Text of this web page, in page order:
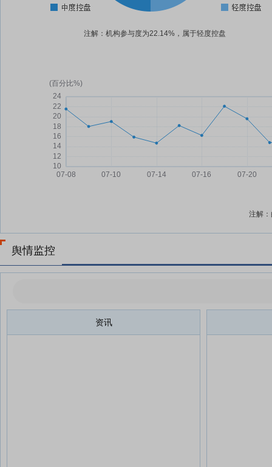
注解：机构参与度为22.14%，属于轻度控盘
注解
舆情监控
资讯